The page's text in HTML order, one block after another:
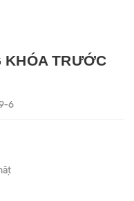
KHÓA TRƯỚC
6